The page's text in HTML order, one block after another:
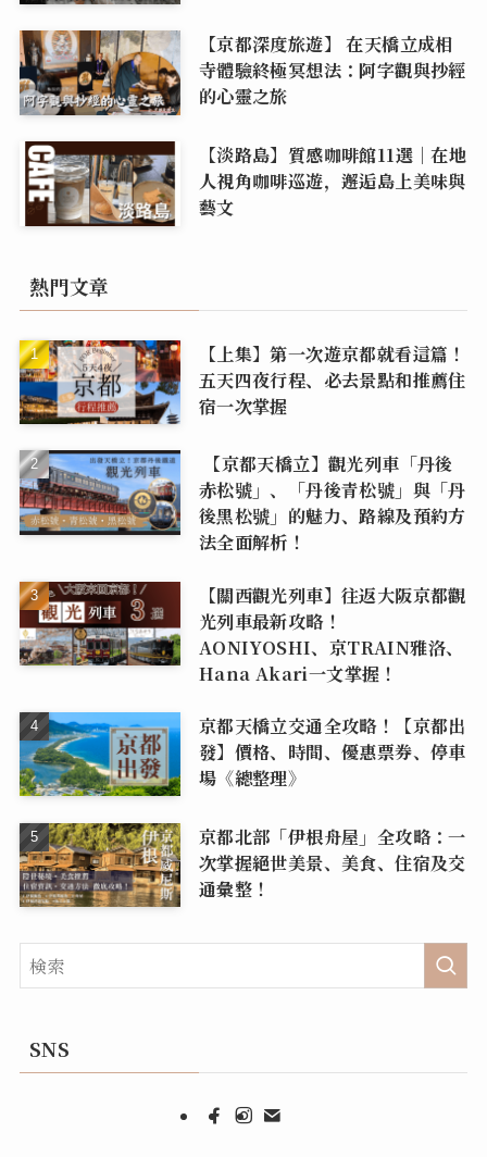
【京都深度旅遊】 在天橋立成相
寺體驗終極冥想法：阿字觀與抄經
的心靈之旅
【淡路島】質感咖啡館11選｜在地
人視角咖啡巡遊，邂逅島上美味與
藝文
熱門文章
【上集】第一次遊京都就看這篇！
五天四夜行程、必去景點和推薦住
宿一次掌握
【京都天橋立】觀光列車「丹後
赤松號」、「丹後青松號」與「丹
後黑松號」的魅力、路線及預約方
法全面解析！
【關西觀光列車】往返大阪京都觀
光列車最新攻略！
AONIYOSHI、京TRAIN雅洛、
Hana Akari一文掌握！
京都天橋立交通全攻略！【京都出
發】價格、時間、優惠票券、停車
場《總整理》
京都北部「伊根舟屋」全攻略：一
次掌握絕世美景、美食、住宿及交
通彙整！
SNS